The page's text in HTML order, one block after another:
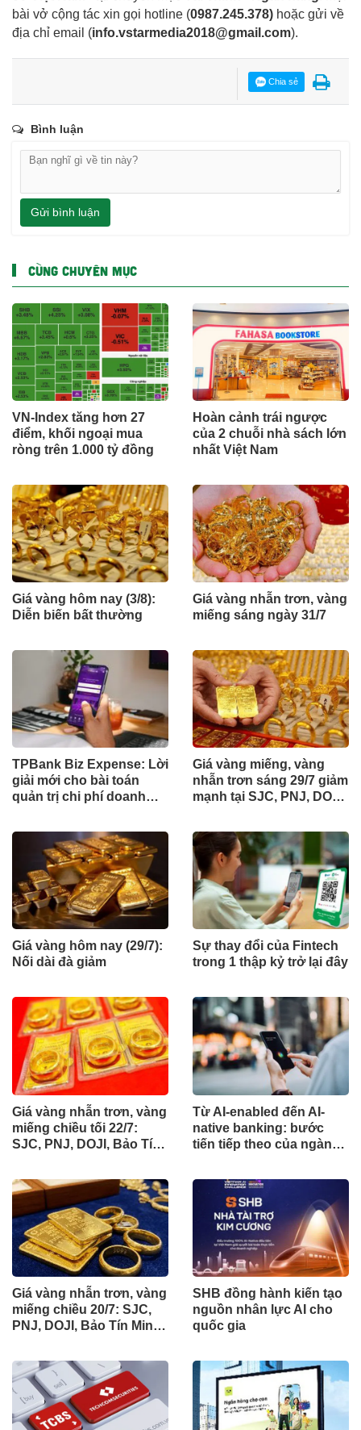
bài vở cộng tác xin gọi hotline (0987.245.378) hoặc gửi về
địa chỉ email (info.vstarmedia2018@gmail.com).
Chia sẻ
Bình luận
Gửi bình luận
CÙNG CHUYÊN MỤC
VN-Index tăng hơn 27
điểm, khối ngoại mua
ròng trên 1.000 tỷ đồng
Hoàn cảnh trái ngược
của 2 chuỗi nhà sách lớn
nhất Việt Nam
Giá vàng hôm nay (3/8):
Diễn biến bất thường
Giá vàng nhẫn trơn, vàng
miếng sáng ngày 31/7
TPBank Biz Expense: Lời
giải mới cho bài toán
quản trị chi phí doanh
Giá vàng miếng, vàng
nhẫn trơn sáng 29/7 giảm
mạnh tại SJC, PNJ, DOJI,
Tín Mạnh Hải, ...
Giá vàng hôm nay (29/7):
Nối dài đà giảm
Sự thay đổi của Fintech
trong 1 thập kỷ trở lại đây
Giá vàng nhẫn trơn, vàng
miếng chiều tối 22/7:
SJC, PNJ, DOJI, Bảo Tín
đầu giảm giá tới 1,4 triệu
đồng/lượng
Từ AI-enabled đến AI-
native banking: bước
tiến tiếp theo của ngành
Giá vàng nhẫn trơn, vàng
miếng chiều 20/7: SJC,
PNJ, DOJI, Bảo Tín Minh
Hải tiếp tục giảm
SHB đồng hành kiến tạo
nguồn nhân lực AI cho
quốc gia